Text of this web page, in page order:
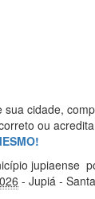
cidade,
ou
jupiaense
- Jupiá -